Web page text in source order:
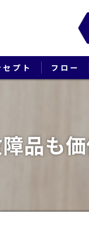
セプト フロー
品も